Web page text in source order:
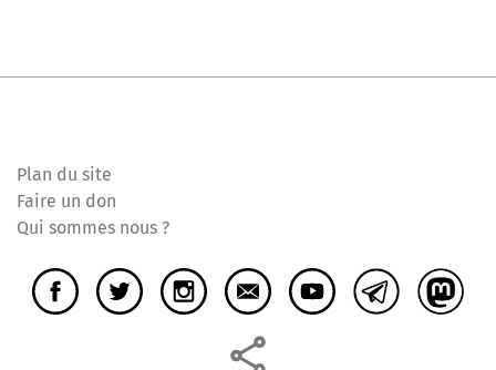
Plan du site
Faire un don
Qui sommes nous ?